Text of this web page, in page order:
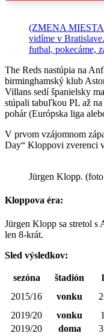
(ZMENA
vidíme v
futbal, pokecáme,
The Reds nastúpia na
birminghamský klub
Villans sedí španielsky
stúpali tabuľkou PL až na
pohár (Európska liga
V prvom vzájomnom
Day“ Kloppovi zverenci
Jürgen Klopp.
Kloppova éra:
Jürgen Klopp sa stretol s
len 8-krát.
Sled výsledkov:
sezóna štadión
2015/16
vonku
2019/20 vonku
2019/20
doma